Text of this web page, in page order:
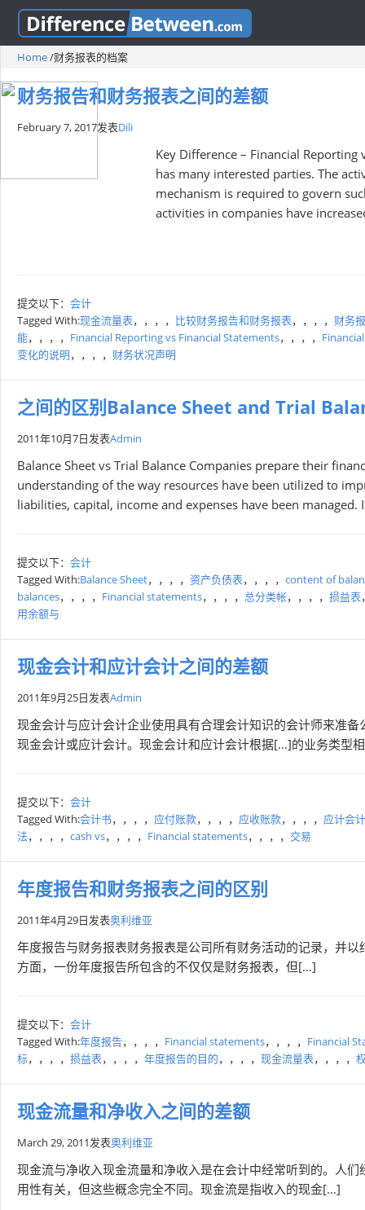
Home/财务报表的档案
财务报告和财务报表之间的差额
February 7, 2017发表Dili
Key Difference – Financial
has many interested parties. The
mechanism is required to govern
activities in companies have
提交以下： 会计
Tagged With:现金流量表，，，， 比较财务报告和财务报表，，，， 财务
能，，，， Financial Reporting vs Financial Statements，，，，
变化的说明，，，， 财务状况声明
之间的区别Balance Sheet and Trial
2011年10月7日发表Admin
Balance Sheet vs Trial Balance Companies prepare their
understanding of the way resources have been utilized to
liabilities, capital, income and expenses have been
提交以下： 会计
Tagged With:Balance Sheet，，，， 资产负债表，，，， content of
balances，，，， Financial statements，，，， 总分类帐，，，， 损益表
用余额与
现金会计和应计会计之间的差额
2011年9月25日发表Admin
现金会计与应计会计企业使用具有合理会计知识的会计师来准
现金会计或应计会计。现金会计和应计会计根据[…]的业务类型
提交以下： 会计
Tagged With:会计书，，，， 应付账款，，，， 应收账款，，，， 应计会计
法，，，， cash vs，，，， Financial statements，，，， 交易
年度报告和财务报表之间的区别
2011年4月29日发表奥利维亚
年度报告与财务报表财务报表是公司所有财务活动的记录，并
方面，一份年度报告所包含的不仅仅是财务报表，但[…]
提交以下： 会计
Tagged With:年度报告，，，， Financial statements，，，， Financial
标，，，， 损益表，，，， 年度报告的目的，，，， 现金流量表，，，，
现金流量和净收入之间的差额
March 29, 2011发表奥利维亚
现金流与净收入现金流量和净收入是在会计中经常听到的。人
用性有关，但这些概念完全不同。现金流是指收入的现金[…]